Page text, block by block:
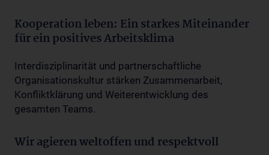
Kooperation leben: Ein starkes Miteinander
für ein positives Arbeitsklima
Interdisziplinarität und partnerschaftliche
Organisationskultur stärken Zusammenarbeit,
Konfliktklärung und Weiterentwicklung des
gesamten Teams.
Wir agieren weltoffen und respektvoll